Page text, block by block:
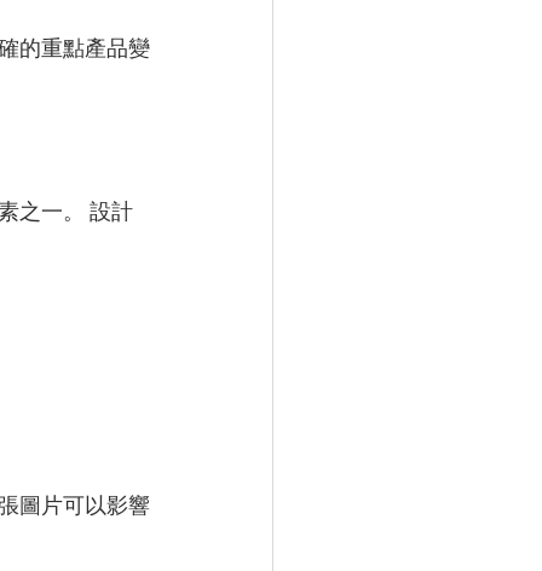
的重點產品變
之一。 設計
圖片可以影響